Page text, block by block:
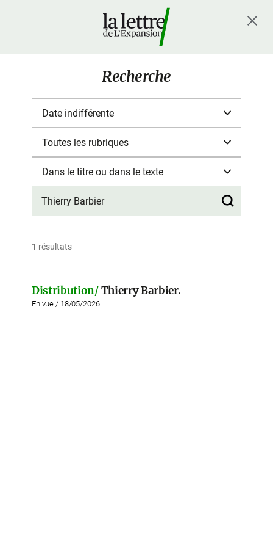
Recherche
1 résultats
Distribution/ Thierry Barbier.
En vue / 18/05/2026